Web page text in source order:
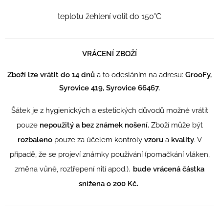
teplotu žehlení volit do 150°C
VRÁCENÍ ZBOŽÍ
Zboží lze vrátit do 14 dnů a to odesláním na adresu: GrooFy,
Syrovice 419, Syrovice 66467.
Šátek je z hygienických a estetických důvodů možné vrátit
pouze nepoužitý a bez známek nošení. Zboží může být
rozbaleno pouze za účelem kontroly vzorua kvality. V
případě, že se projeví známky používání (pomačkání vláken,
změna vůně, roztřepení nití apod.), bude vrácená částka
snížena o 200 Kč.